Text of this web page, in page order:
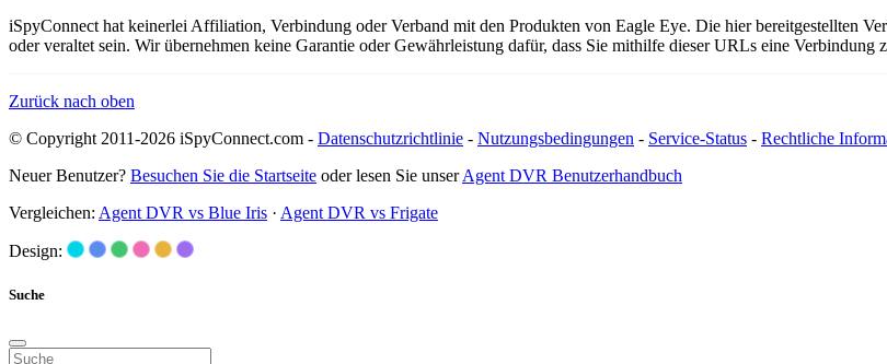
iSpyConnect hat keinerlei Affiliation, Verbindung oder Verband mit den Produkten von Eagle Eye. Die hier bereitgestellten
oder veraltet sein. Wir übernehmen keine Garantie oder Gewährleistung dafür, dass Sie mithilfe dieser URLs eine Verbindung
Zurück nach oben
© Copyright 2011-2026 iSpyConnect.com - Datenschutzrichtlinie - Nutzungsbedingungen - Service-Status - Rechtliche
Neuer Benutzer? Besuchen Sie die Startseite oder lesen Sie unserAgent DVR Benutzerhandbuch
Vergleichen: Agent DVR vs Blue Iris · Agent DVR vs Frigate
Design:
Suche